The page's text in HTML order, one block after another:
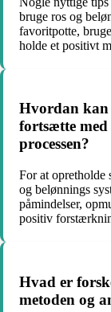
bruge ros og
favoritpotte,
holde et positivt
Hvordan kan
fortsætte med
processen?
For at opretholde
og belønnings
påmindelser,
positiv
Hvad er
metoden og